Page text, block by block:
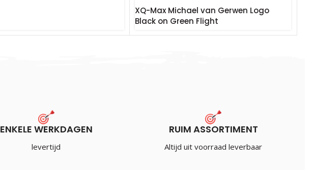
XQ-Max Michael van Gerwen Logo
Black on Green Flight
ENKELE WERKDAGEN
levertijd
RUIM ASSORTIMENT
Altijd uit voorraad leverbaar